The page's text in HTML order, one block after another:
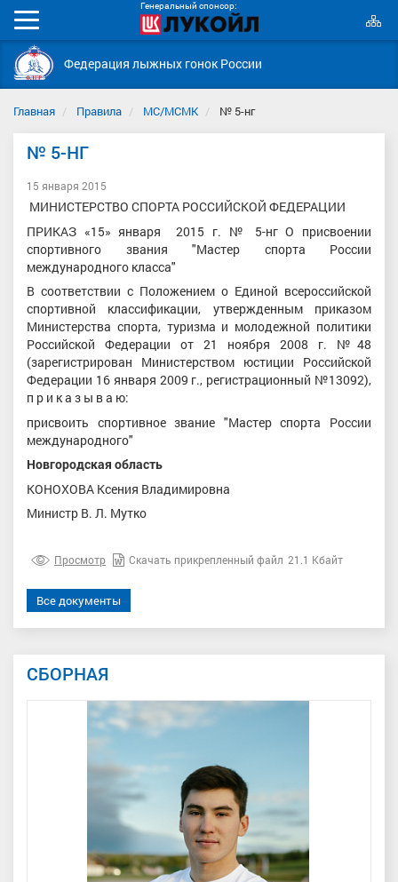
Генеральный спонсор:
Мобильное
меню
Федерация лыжных гонок России
Главная Правила МС/МСМК № 5-нг
№ 5-НГ
15 января 2015
МИНИСТЕРСТВО СПОРТА РОССИЙСКОЙ ФЕДЕРАЦИИ
ПРИКАЗ «15» января 2015 г. № 5-нг О присвоении
спортивного звания "Мастер спорта России
международного класса"
В соответствии с Положением о Единой всероссийской
спортивной классификации, утвержденным приказом
Министерства спорта, туризма и молодежной политики
Российской Федерации от 21 ноября 2008 г. №48
(зарегистрирован Министерством юстиции Российской
Федерации 16 января 2009 г., регистрационный №13092),
п р и к а з ы в а ю:
присвоить спортивное звание "Мастер спорта России
международного"
Новгородская область
КОНОХОВА Ксения Владимировна
Министр В. Л. Мутко
Просмотр Скачать прикрепленный файл 21.1 Кбайт
Все документы
СБОРНАЯ